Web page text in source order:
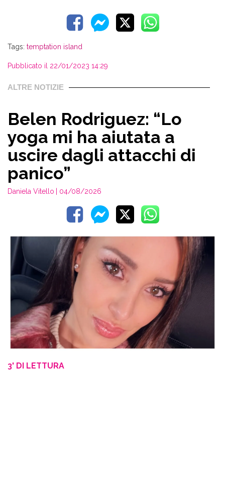
Tags: temptation island
Pubblicato il 22/01/2023 14:29
ALTRE NOTIZIE
Belen Rodriguez: “Lo
yoga mi ha aiutata a
uscire dagli attacchi di
panico”
Daniela Vitello | 04/08/2026
3' DI LETTURA